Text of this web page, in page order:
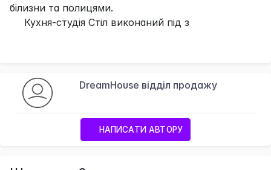
білизни та полицями.
Кухня-студія Стіл виконаний під з
DreamHouse відділ продажу
НАПИСАТИ АВТОРУ